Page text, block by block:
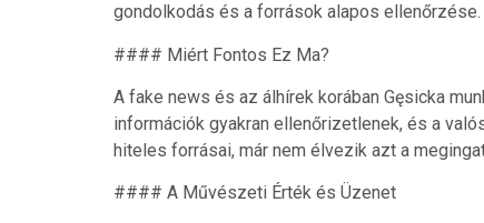
gondolkodás és a források alapos ellenőrzése.
#### Miért Fontos Ez Ma?
A fake news és az álhírek korában Gęsicka
információk gyakran ellenőrizetlenek, és a
hiteles forrásai, már nem élvezik azt a
#### A Művészeti Érték és Üzenet